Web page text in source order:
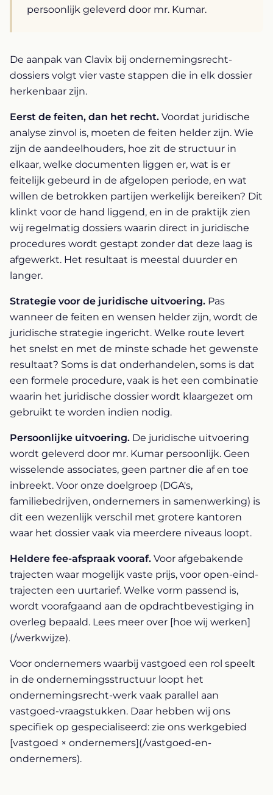
persoonlijk geleverd door mr. Kumar.
De aanpak van Clavix bij ondernemingsrecht-
dossiers volgt vier vaste stappen die in elk dossier
herkenbaar zijn.
Eerst de feiten, dan het recht. Voordat juridische
analyse zinvol is, moeten de feiten helder zijn. Wie
zijn de aandeelhouders, hoe zit de structuur in
elkaar, welke documenten liggen er, wat is er
feitelijk gebeurd in de afgelopen periode, en wat
willen de betrokken partijen werkelijk bereiken? Dit
klinkt voor de hand liggend, en in de praktijk zien
wij regelmatig dossiers waarin direct in juridische
procedures wordt gestapt zonder dat deze laag is
afgewerkt. Het resultaat is meestal duurder en
langer.
Strategie voor de juridische uitvoering. Pas
wanneer de feiten en wensen helder zijn, wordt de
juridische strategie ingericht. Welke route levert
het snelst en met de minste schade het gewenste
resultaat? Soms is dat onderhandelen, soms is dat
een formele procedure, vaak is het een combinatie
waarin het juridische dossier wordt klaargezet om
gebruikt te worden indien nodig.
Persoonlijke uitvoering. De juridische uitvoering
wordt geleverd door mr. Kumar persoonlijk. Geen
wisselende associates, geen partner die af en toe
inbreekt. Voor onze doelgroep (DGA's,
familiebedrijven, ondernemers in samenwerking) is
dit een wezenlijk verschil met grotere kantoren
waar het dossier vaak via meerdere niveaus loopt.
Heldere fee-afspraak vooraf. Voor afgebakende
trajecten waar mogelijk vaste prijs, voor open-eind-
trajecten een uurtarief. Welke vorm passend is,
wordt voorafgaand aan de opdrachtbevestiging in
overleg bepaald. Lees meer over [hoe wij werken]
(/werkwijze).
Voor ondernemers waarbij vastgoed een rol speelt
in de ondernemingsstructuur loopt het
ondernemingsrecht-werk vaak parallel aan
vastgoed-vraagstukken. Daar hebben wij ons
specifiek op gespecialiseerd: zie ons werkgebied
[vastgoed × ondernemers](/vastgoed-en-
ondernemers).